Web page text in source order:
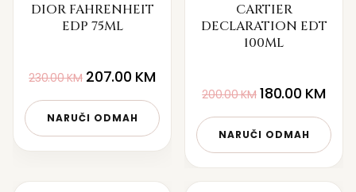
DIOR FAHRENHEIT
EDP 75ML
230.00KM 207.00 KM
NARUČI ODMAH
CARTIER
DECLARATION EDT
100ML
200.00KM 180.00 KM
NARUČI ODMAH